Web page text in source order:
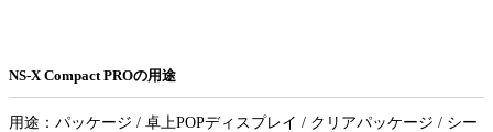
NS-X Compact PROの用途
用途：パッケージ / 卓上POPディスプレイ / クリアパッケージ / シー